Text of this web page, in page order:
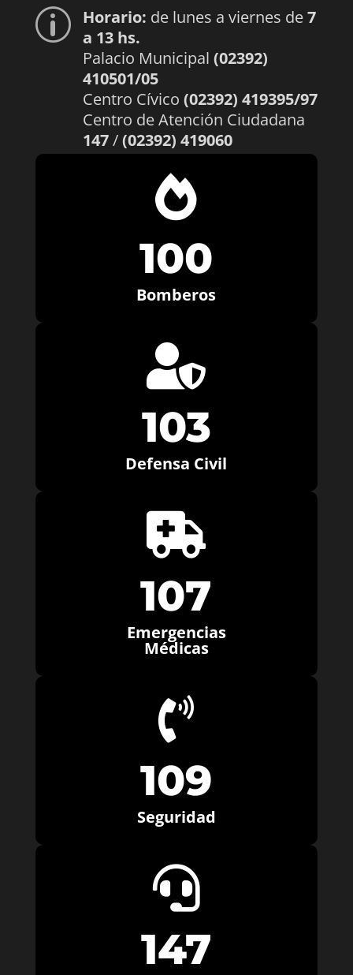
p Horario: de lunes a viernes de7
a 13 hs.
Palacio Municipal (02392)
410501/05
Centro Cívico (02392) 419395/97
Centro de Atención Ciudadana
147/(02392) 419060

100
Bomberos

103
Defensa Civil

107
Emergencias
Médicas

109
Seguridad

147